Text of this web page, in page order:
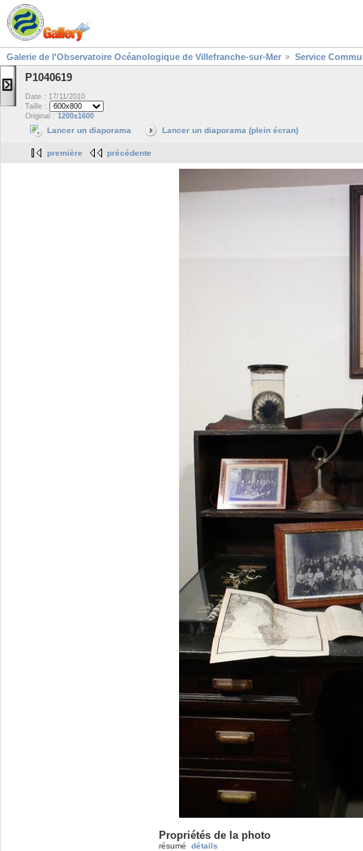
Galerie de l'Observatoire Océanologique de Villefranche-sur-Mer Service
P1040619
Date : 17/11/2010
Taille :
Original : 1200x1600
Lancer un diaporama Lancer un diaporama (plein écran)
première précédente
Propriétés de la photo
résumé détails